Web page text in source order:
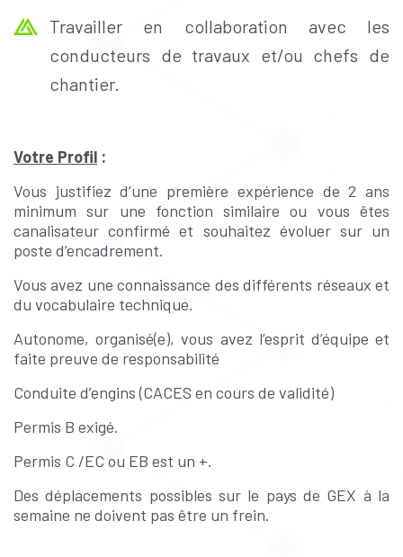
Travailler en collaboration avec les
conducteurs de travaux et/ou chefs de
chantier.
Votre Profil :
Vous justifiez d’une première expérience de 2 ans
minimum sur une fonction similaire ou vous êtes
canalisateur confirmé et souhaitez évoluer sur un
poste d’encadrement.
Vous avez une connaissance des différents réseaux et
du vocabulaire technique.
Autonome, organisé(e), vous avez l’esprit d’équipe et
faite preuve de responsabilité
Conduite d’engins (CACES en cours de validité)
Permis B exigé.
Permis C /EC ou EB est un +.
Des déplacements possibles sur le pays de GEX à la
semaine ne doivent pas être un frein.